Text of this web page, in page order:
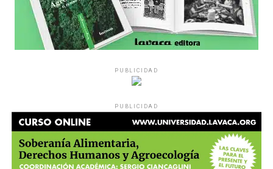
PUBLICIDAD
PUBLICIDAD